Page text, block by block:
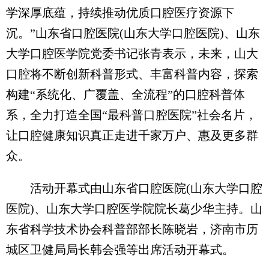
学深厚底蕴，持续推动优质口腔医疗资源下
沉。”山东省口腔医院(山东大学口腔医院)、山东
大学口腔医学院党委书记张青表示，未来，山大
口腔将不断创新科普形式、丰富科普内容，探索
构建“系统化、广覆盖、全流程”的口腔科普体
系，全力打造全国“最科普口腔医院”社会名片，
让口腔健康知识真正走进千家万户、惠及更多群
众。
活动开幕式由山东省口腔医院(山东大学口腔
医院)、山东大学口腔医学院院长葛少华主持。山
东省科学技术协会科普部部长陈晓岩，济南市历
城区卫健局局长韩会强等出席活动开幕式。